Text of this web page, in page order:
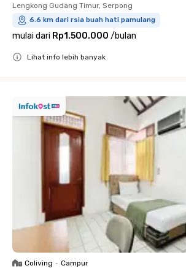
Lengkong Gudang Timur, Serpong
6.6 km dari rsia buah hati pamulang
mulai dari Rp1.500.000 /bulan
Lihat info lebih banyak
Coliving • Campur